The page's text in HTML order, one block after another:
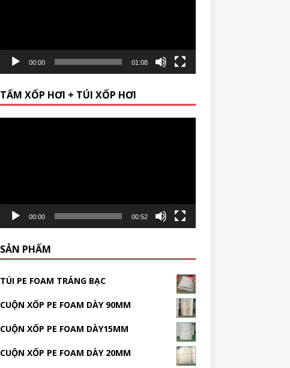
00:00 01:08
TẤM XỐP HƠI + TÚI XỐP HƠI
00:00 00:52
SẢN PHẨM
TÚI PE FOAM TRÁNG BẠC
CUỘN XỐP PE FOAM DÀY 90MM
CUỘN XỐP PE FOAM DÀY15MM
CUỘN XỐP PE FOAM DÀY 20MM